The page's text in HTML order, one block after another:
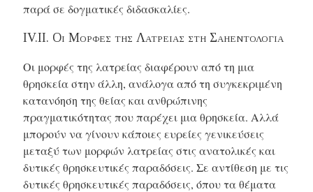
παρά σε δογματικές διδασκαλίες.
IV.ΙΙ. Οι Μορφες της Λατρειας στη Σαηεντολογια
Οι μορφές της λατρείας διαφέρουν από τη μια
θρησκεία στην άλλη, ανάλογα από τη συγκεκριμένη
κατανόηση της θείας και ανθρώπινης
πραγματικότητας που παρέχει μια θρησκεία. Αλλά
μπορούν να γίνουν κάποιες ευρείες γενικεύσεις
μεταξύ των μορφών λατρείας στις ανατολικές και
δυτικές θρησκευτικές παραδόσεις. Σε αντίθεση με τις
δυτικές θρησκευτικές παραδόσεις, όπου τα θέματα